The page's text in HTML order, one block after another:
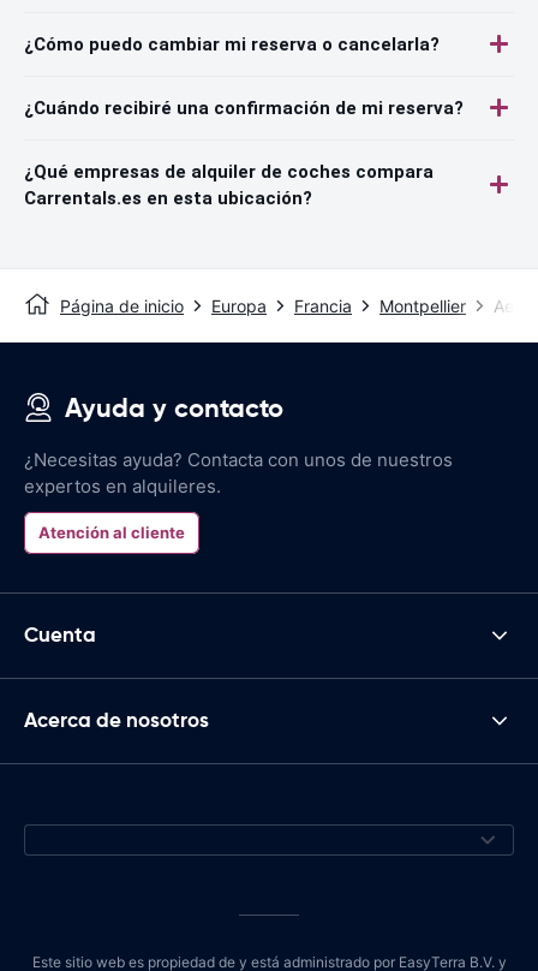
¿Cómo puedo cambiar mi reserva o cancelarla?
¿Cuándo recibiré una confirmación de mi reserva?
¿Qué empresas de alquiler de coches compara
Carrentals.es en esta ubicación?
Página de inicio Europa Francia Montpellier
Ayuda y contacto
¿Necesitas ayuda? Contacta con unos de nuestros
expertos en alquileres.
Atención al cliente
Cuenta
Acerca de nosotros
Este sitio web es propiedad de y está administrado por EasyTerra B.V. y